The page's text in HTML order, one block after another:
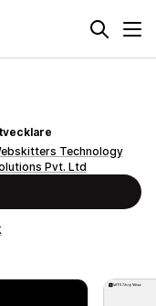
Technology
Pvt. Ltd